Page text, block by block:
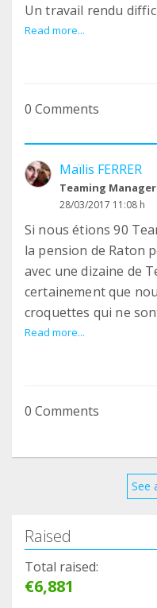
Un travail rendu
de bénévoles en
le sourire n'a pas
loulous et les
Tous ces moments
se lever chaque
Tina et Elena
Tina pour 4
semaines de
rencontres et bon
au grand coeur qui
Le refuge
Read more...
0 Comments
Maïlis FERRER
Teaming Manager
28/03/2017 11:08 h
Si nous étions 90
la pension de Raton
avec une dizaine de
certainement que
croquettes qui ne
90€.
Read more...
0 Comments
See
Raised
Total raised:
€6,881